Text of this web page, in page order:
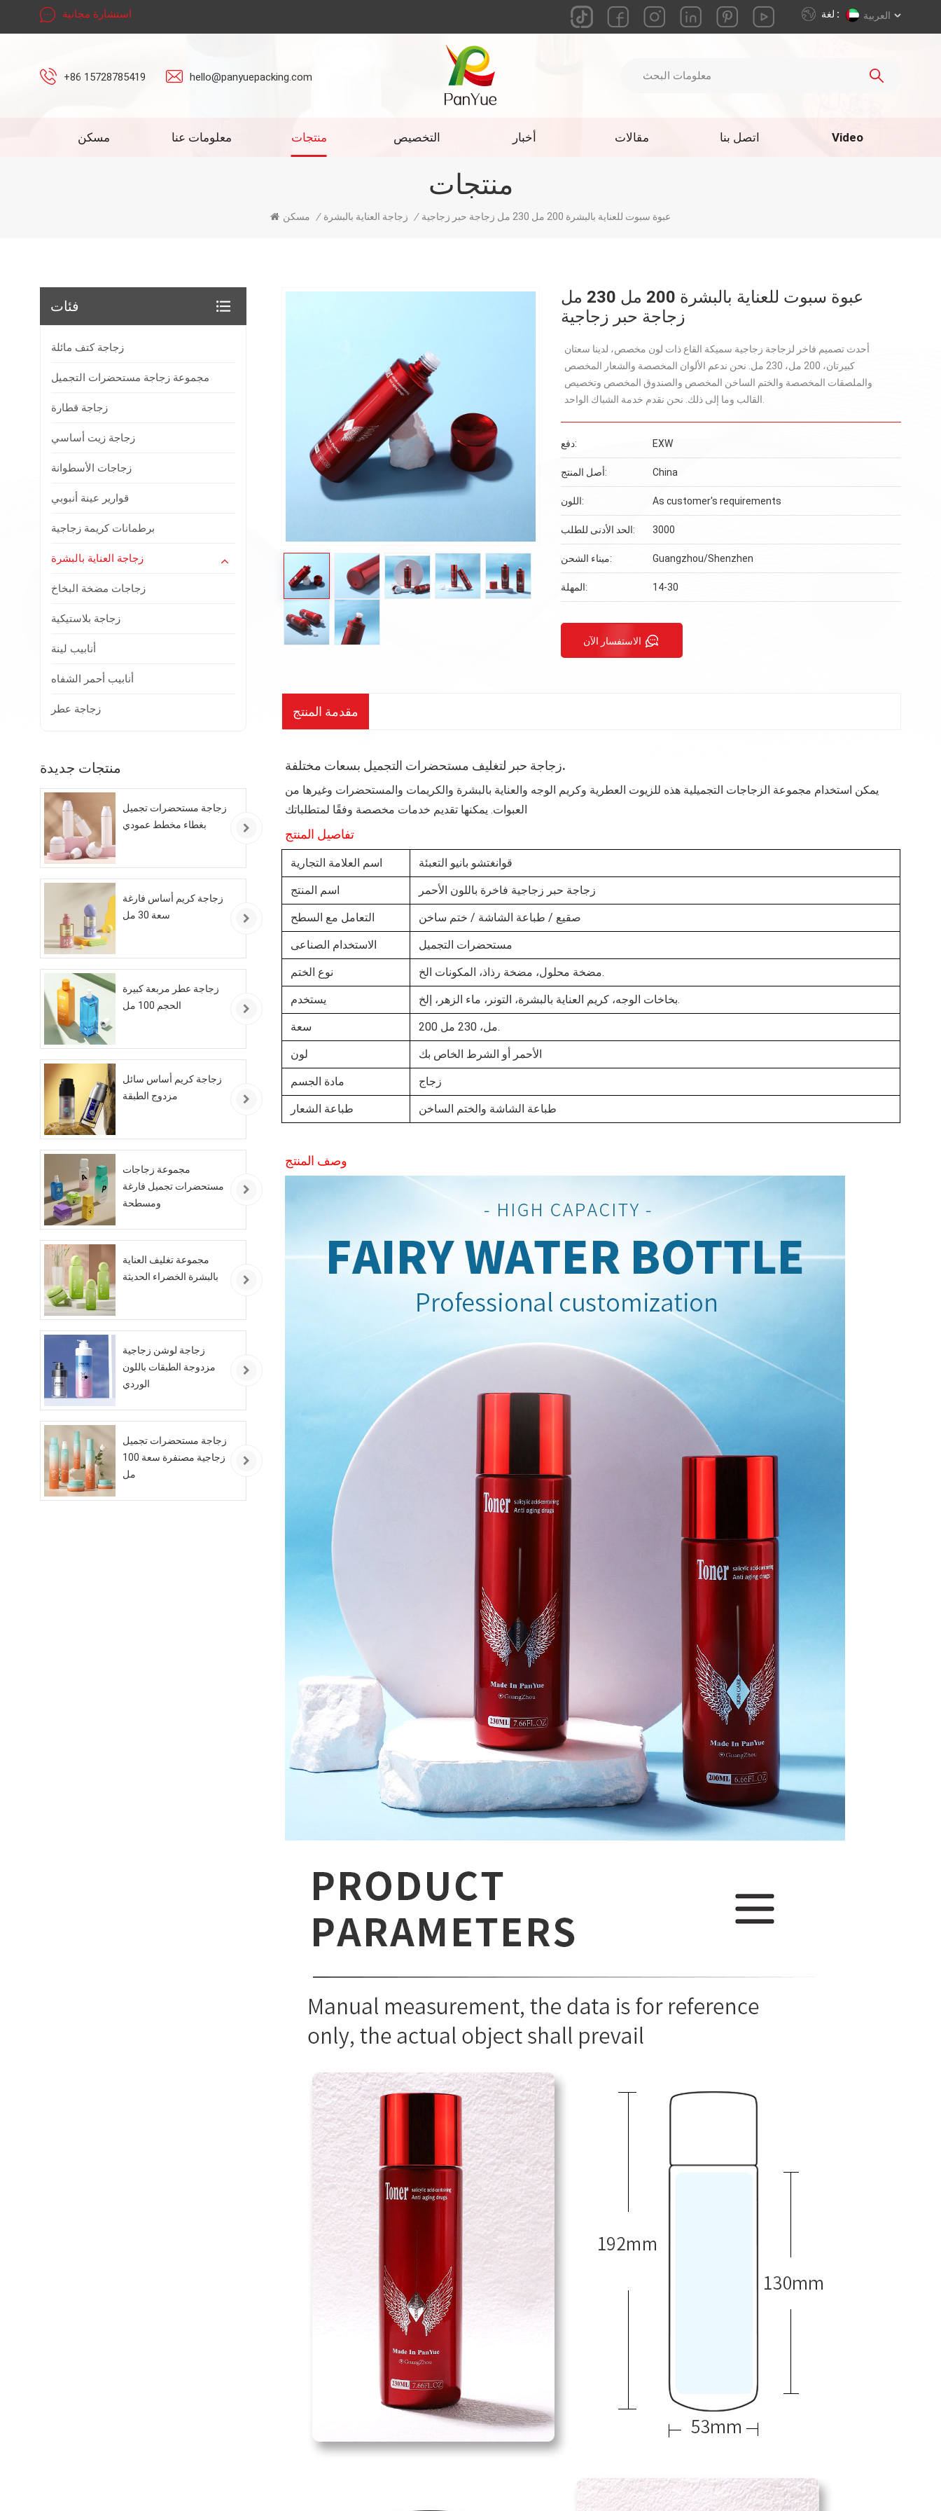
استشارة مجانية لغة : العربية
+86 15728785419 hello@panyuepacking.com
مسكن معلومات عنا منتجات التخصيص أخبار مقالات اتصل بنا Video
منتجات
مسكن / زجاجة العناية بالبشرة / عبوة سبوت للعناية بالبشرة 200 مل 230 مل زجاجة حبر زجاجية
عبوة سبوت للعناية بالبشرة 200 مل 230 مل
زجاجة حبر زجاجية
أحدث تصميم فاخر لزجاجة زجاجية سميكة القاع ذات لون مخصص، لدينا سعتان
كبيرتان، 200 مل، 230 مل. نحن ندعم الألوان المخصصة والشعار المخصص
والملصقات المخصصة والختم الساخن المخصص والصندوق المخصص وتخصيص
القالب وما إلى ذلك. نحن نقدم خدمة الشباك الواحد.
دفع: EXW
أصل المنتج: China
اللون: As customer's requirements
الحد الأدنى للطلب: 3000
ميناء الشحن: Guangzhou/Shenzhen
المهلة: 14-30
الاستفسار الآن
مقدمة المنتج
زجاجة حبر لتغليف مستحضرات التجميل بسعات مختلفة.
يمكن استخدام مجموعة الزجاجات التجميلية هذه للزيوت العطرية وكريم الوجه والعناية بالبشرة والكريمات والمستحضرات وغيرها من
العبوات. يمكنها تقديم خدمات مخصصة وفقًا لمتطلباتك
تفاصيل المنتج
اسم العلامة التجارية قوانغتشو بانيو التعبئة
اسم المنتج زجاجة حبر زجاجية فاخرة باللون الأحمر
التعامل مع السطح صقيع / طباعة الشاشة / ختم ساخن
الاستخدام الصناعى مستحضرات التجميل
نوع الختم مضخة محلول، مضخة رذاذ، المكونات الخ.
يستخدم بخاخات الوجه، كريم العناية بالبشرة، التونر، ماء الزهر، إلخ.
سعة 200 مل، 230 مل.
لون الأحمر أو الشرط الخاص بك
مادة الجسم زجاج
طباعة الشعار طباعة الشاشة والختم الساخن
وصف المنتج
فئات
زجاجة كتف مائلة
مجموعة زجاجة مستحضرات التجميل
زجاجة قطارة
زجاجة زيت أساسي
زجاجات الأسطوانة
قوارير عينة أنبوبي
برطمانات كريمة زجاجية
زجاجة العناية بالبشرة
زجاجات مضخة البخاخ
زجاجة بلاستيكية
أنابيب لينة
أنابيب أحمر الشفاه
زجاجة عطر
منتجات جديدة
زجاجة مستحضرات تجميل
بغطاء مخطط عمودي
زجاجة كريم أساس فارغة
سعة 30 مل
زجاجة عطر مربعة كبيرة
الحجم 100 مل
زجاجة كريم أساس سائل
مزدوج الطبقة
مجموعة زجاجات
مستحضرات تجميل فارغة
ومسطحة
مجموعة تغليف العناية
بالبشرة الخضراء الحديثة
زجاجة لوشن زجاجية
مزدوجة الطبقات باللون
الوردي
زجاجة مستحضرات تجميل
زجاجية مصنفرة سعة 100
مل